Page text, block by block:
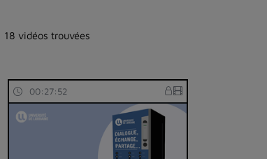
18 vidéos trouvées
00:27:52